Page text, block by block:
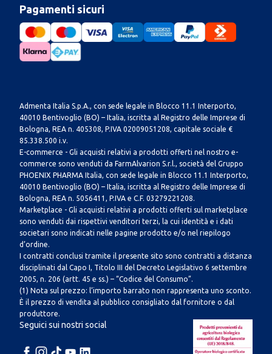
Pagamenti sicuri
Admenta Italia S.p.A., con sede legale in Blocco 11.1 Interporto,
40010 Bentivoglio (BO) – Italia, iscritta al Registro delle Imprese di
Bologna, REA n. 405308, P.IVA 02009051208, capitale sociale €
85.338.500 i.v.
E-commerce - Gli acquisti relativi a prodotti offerti nel nostro e-
commerce sono venduti da FarmAlvarion S.r.l., società del Gruppo
PHOENIX PHARMA Italia, con sede legale in Blocco 11.1 Interporto,
40010 Bentivoglio (BO) – Italia, iscritta al Registro delle Imprese di
Bologna, REA n. 5056411, P.IVA e C.F. 03279221208.
Marketplace - Gli acquisti relativi a prodotti offerti sul marketplace
sono venduti dai rispettivi venditori terzi, la cui identità e i dati
societari sono indicati nelle pagine prodotto e/o nel riepilogo
d’ordine.
I contratti conclusi tramite il presente sito sono contratti a distanza
disciplinati dal Capo I, Titolo III del Decreto Legislativo 6 settembre
2005, n. 206 (artt. 45 e ss.) – “Codice del Consumo”.
(1) Nota sul prezzo: l’importo barrato non rappresenta uno sconto.
È il prezzo di vendita al pubblico consigliato dal fornitore o dal
produttore.
Seguici sui nostri social